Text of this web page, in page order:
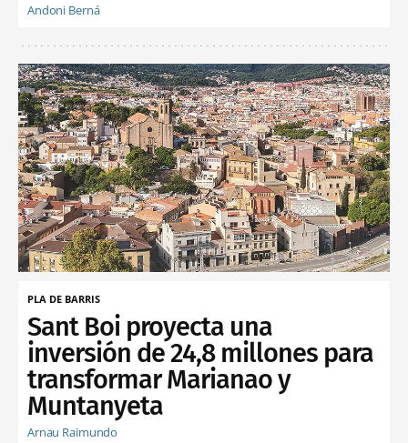
Andoni Berná
PLA DE BARRIS
Sant Boi proyecta una
inversión de 24,8 millones para
transformar Marianao y
Muntanyeta
Arnau Raimundo